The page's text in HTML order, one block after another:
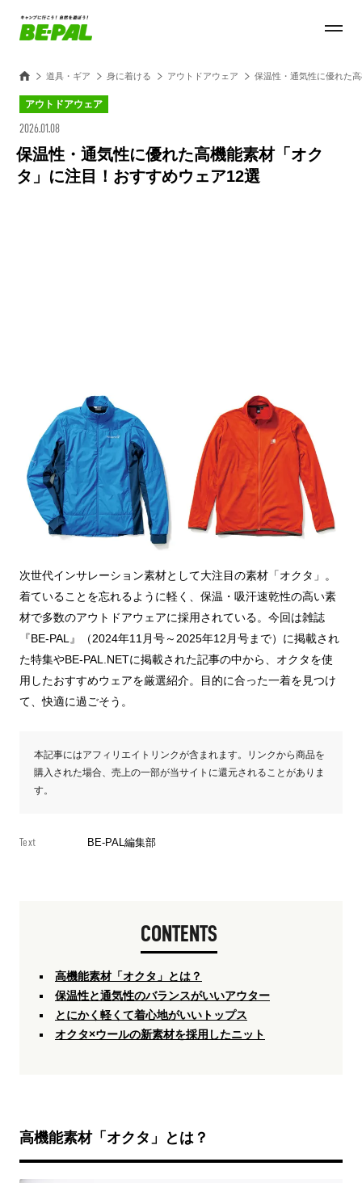
道具・ギア 身に着ける アウトドアウェア 保温性・通気性に優れた
アウトドアウェア
2026.01.08
保温性・通気性に優れた高機能素材「オク
タ」に注目！おすすめウェア12選
次世代インサレーション素材として大注目の素材「オクタ」。
着ていることを忘れるように軽く、保温・吸汗速乾性の高い素
材で多数のアウトドアウェアに採用されている。今回は雑誌
『BE-PAL』（2024年11月号～2025年12月号まで）に掲載され
た特集やBE-PAL.NETに掲載された記事の中から、オクタを使
用したおすすめウェアを厳選紹介。目的に合った一着を見つけ
て、快適に過ごそう。
本記事にはアフィリエイトリンクが含まれます。リンクから商品を
購入された場合、売上の一部が当サイトに還元されることがありま
す。
Text BE-PAL編集部
CONTENTS
高機能素材「オクタ」とは？
保温性と通気性のバランスがいいアウター
とにかく軽くて着心地がいいトップス
オクタ×ウールの新素材を採用したニット
高機能素材「オクタ」とは？